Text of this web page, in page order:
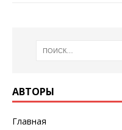
АВТОРЫ
Главная